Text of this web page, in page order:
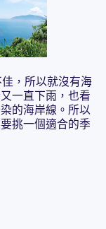
，所以就沒有海
一直下雨，也看
的海岸線。所以
挑一個適合的季